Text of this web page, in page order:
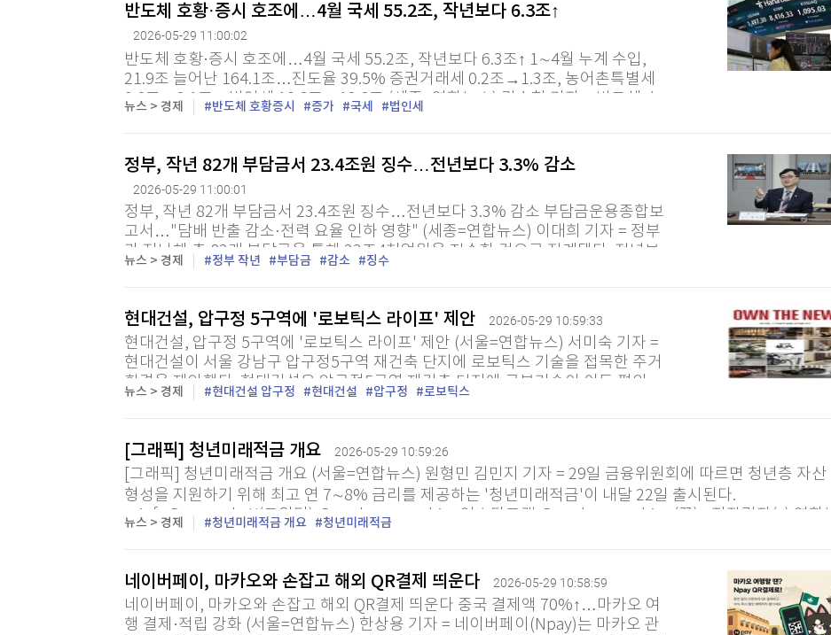
반도체 호황·증시 호조에…4월 국세 55.2조, 작년보다 6.3조↑
2026-05-29 11:00:02
반도체 호황·증시 호조에…4월 국세 55.2조, 작년보다 6.3조↑ 1∼4월 누계 수입,
21.9조 늘어난 164.1조…진도율 39.5% 증권거래세 0.2조→1.3조, 농어촌특별세
0.8조→2.1조…법인세 10.6조→12.8조 (세종=연합뉴스) 김수현 기자 = 반도체 호
황과 증시 호조 등의 영향으로 4월 국세가 작년보다 6조3천억원 더 걷혔다....
뉴스 > 경제 반도체 호황증시 증가 국세 법인세
정부, 작년 82개 부담금서 23.4조원 징수…전년보다 3.3% 감소
2026-05-29 11:00:01
정부, 작년 82개 부담금서 23.4조원 징수…전년보다 3.3% 감소 부담금운용종합보
고서…"담배 반출 감소·전력 요율 인하 영향" (세종=연합뉴스) 이대희 기자 = 정부
가 지난해 총 82개 부담금을 통해 23조4천억원을 징수한 것으로 집계됐다. 전년보
다는 3.3% 줄어든 수준이다. 기획예산처는 29일 임기근 차관 주재로 3차...
뉴스 > 경제 정부 작년 부담금 감소 징수
현대건설, 압구정 5구역에 '로보틱스 라이프' 제안 2026-05-29 10:59:33
현대건설, 압구정 5구역에 '로보틱스 라이프' 제안 (서울=연합뉴스) 서미숙 기자 =
현대건설이 서울 강남구 압구정5구역 재건축 단지에 로보틱스 기술을 접목한 주거
환경을 제안했다. 현대건설은 압구정5구역 재건축 단지에 로봇기술이 이동 편의,
배송·보안, 차량관리, 안전관리 등을 돕는 '로보틱스...
뉴스 > 경제 현대건설 압구정 현대건설 압구정 로보틱스
[그래픽] 청년미래적금 개요 2026-05-29 10:59:26
[그래픽] 청년미래적금 개요 (서울=연합뉴스) 원형민 김민지 기자 = 29일 금융위원회에 따르면 청년층 자산
형성을 지원하기 위해 최고 연 7∼8% 금리를 제공하는 '청년미래적금'이 내달 22일 출시된다.
minfo@yna.co.kr X(트위터) @yonhap_graphics 인스타그램 @yonhapgraphics (끝) <저작권자(c) 연합뉴
뉴스 > 경제 청년미래적금 개요 청년미래적금
네이버페이, 마카오와 손잡고 해외 QR결제 띄운다 2026-05-29 10:58:59
네이버페이, 마카오와 손잡고 해외 QR결제 띄운다 중국 결제액 70%↑…마카오 여
행 결제·적립 강화 (서울=연합뉴스) 한상용 기자 = 네이버페이(Npay)는 마카오 관